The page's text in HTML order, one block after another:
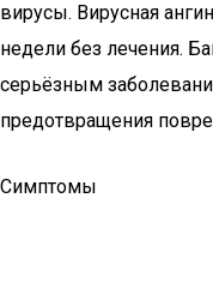
вирусы. Вирусная
недели без лечения.
серьёзным
предотвращения
Симптомы